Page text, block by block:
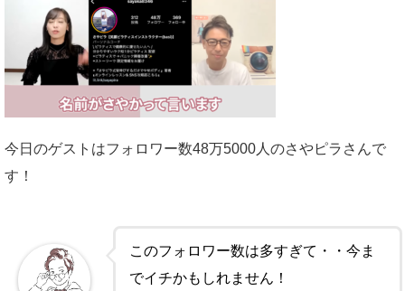
今日のゲストはフォロワー数48万5000人のさやピラさんで
す！
このフォロワー数は多すぎて・・今ま
でイチかもしれません！